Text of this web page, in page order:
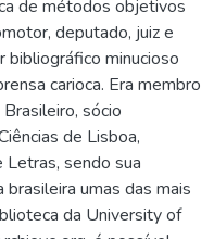
de métodos objetivos
deputado, juiz e
bibliográfico minucioso
carioca. Era membro
sócio
de Lisboa,
sendo sua
umas das mais
da University of